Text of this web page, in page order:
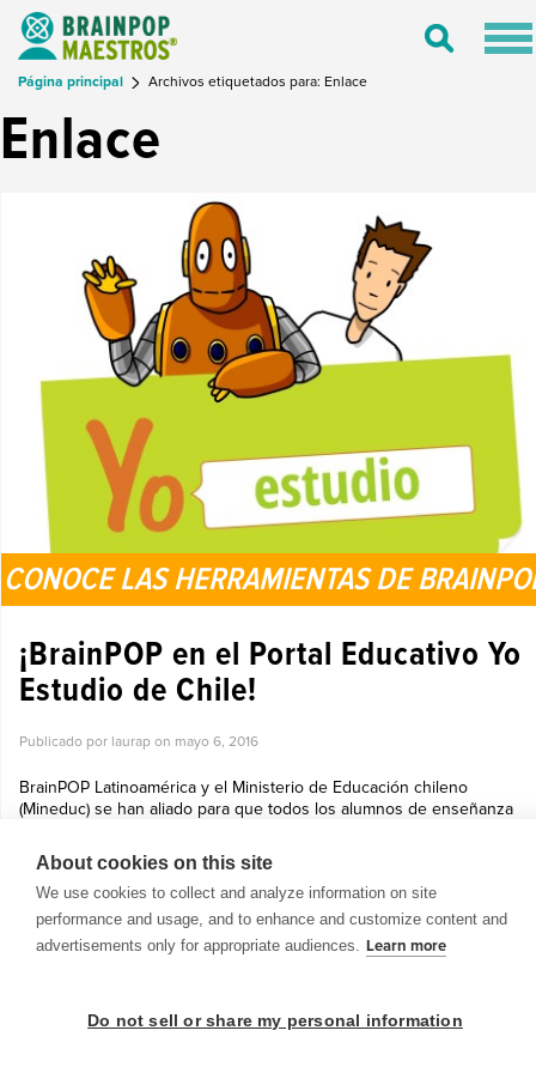
Toggle
Página principal Archivos etiquetados para: Enlace
Enlace
CONOCE LAS HERRAMIENTAS DE
¡BrainPOP en el Portal Educativo Yo
Estudio de Chile!
Publicado por laurap on mayo 6, 2016
BrainPOP Latinoamérica y el Ministerio de Educación chileno
(Mineduc) se han aliado para que todos los alumnos de enseñanza
general ...
Ver más »
About cookies on this site
We use cookies to collect and analyze information on site
performance and usage, and to enhance and customize content and
advertisements only for appropriate audiences. Learn more
Do not sell or share my personal information